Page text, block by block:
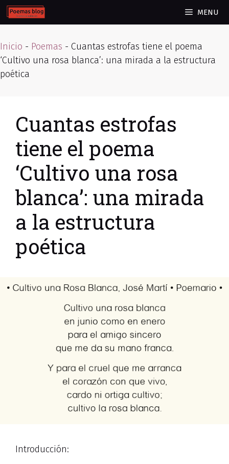
Skip
to
MENU
Inicio - Poemas - Cuantas estrofas tiene el poema
‘Cultivo una rosa blanca’: una mirada a la estructura
poética
Cuantas estrofas
tiene el poema
‘Cultivo una rosa
blanca’: una mirada
a la estructura
poética
Introducción: